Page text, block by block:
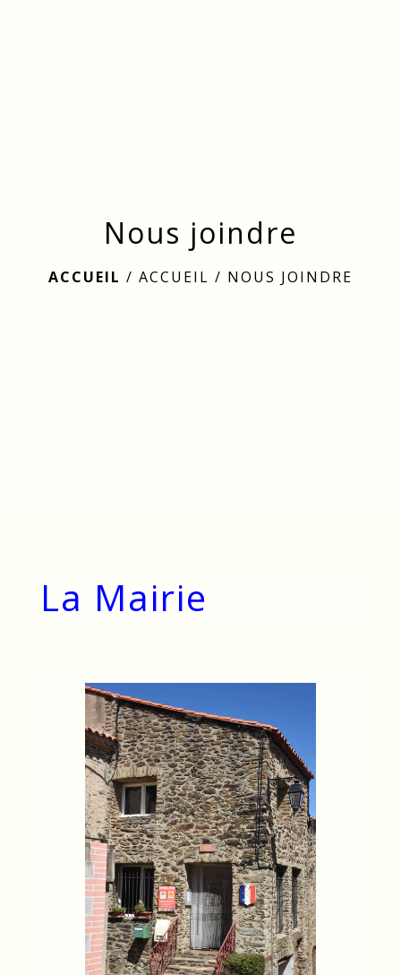
Nous joindre
ACCUEIL / ACCUEIL / NOUS JOINDRE
La Mairie